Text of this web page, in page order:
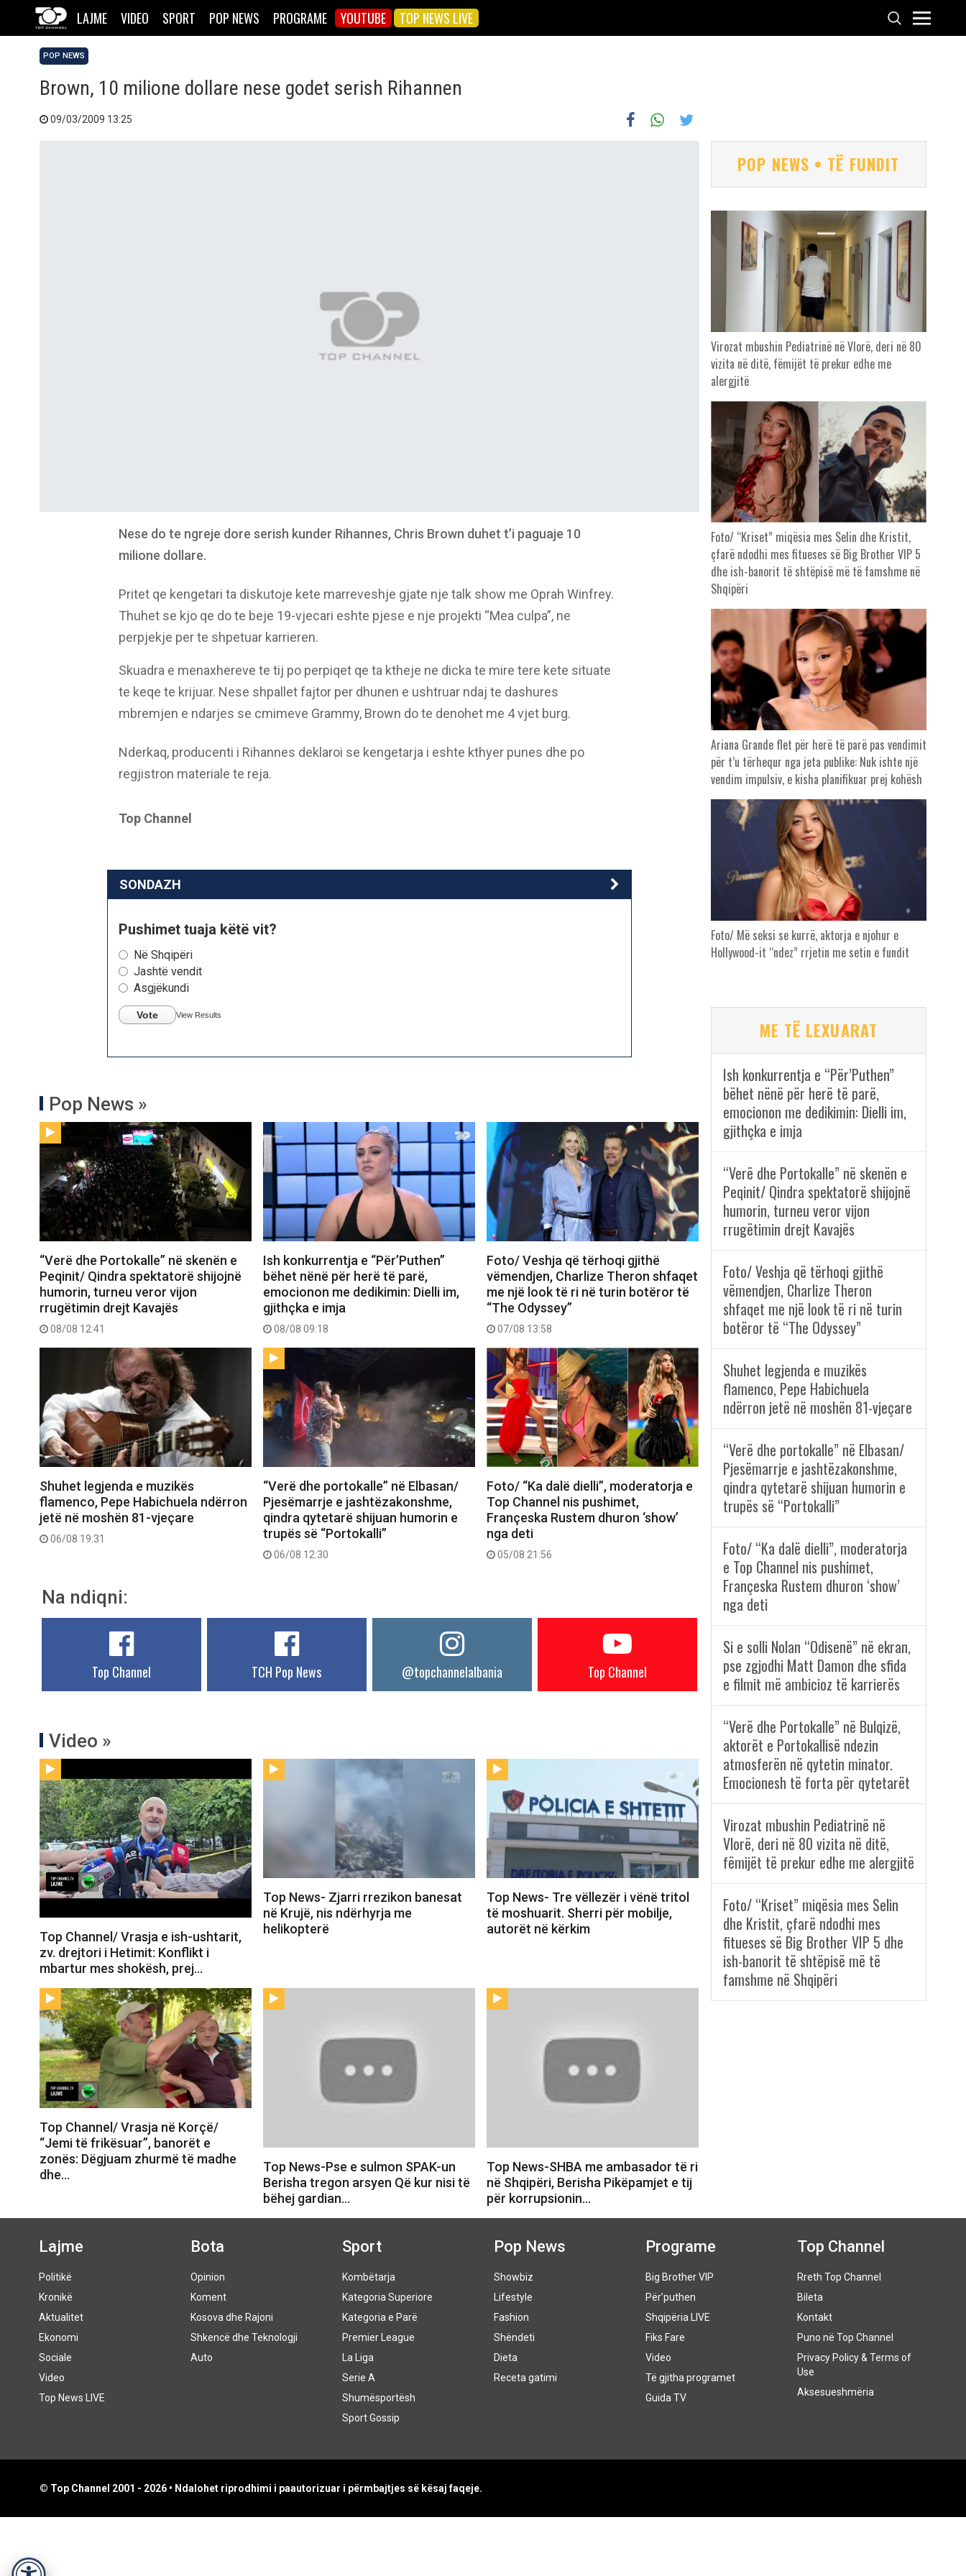
LAJME VIDEO SPORT POP NEWS PROGRAME YOUTUBE TOP NEWS LIVE
POP NEWS
Brown, 10 milione dollare nese godet serish Rihannen
09/03/2009 13:25
Nese do te ngreje dore serish kunder Rihannes, Chris Brown duhet t’i paguaje 10
milione dollare.
Pritet qe kengetari ta diskutoje kete marreveshje gjate nje talk show me Oprah Winfrey.
Thuhet se kjo qe do te beje 19-vjecari eshte pjese e nje projekti “Mea culpa”, ne
perpjekje per te shpetuar karrieren.
Skuadra e menaxhereve te tij po perpiqet qe ta ktheje ne dicka te mire tere kete situate
te keqe te krijuar. Nese shpallet fajtor per dhunen e ushtruar ndaj te dashures
mbremjen e ndarjes se cmimeve Grammy, Brown do te denohet me 4 vjet burg.
Nderkaq, producenti i Rihannes deklaroi se kengetarja i eshte kthyer punes dhe po
regjistron materiale te reja.
Top Channel
SONDAZH
Pushimet tuaja këtë vit?
Në Shqipëri
Jashtë vendit
Asgjëkundi
Vote View Results
Pop News »
“Verë dhe Portokalle” në skenën e
Peqinit/ Qindra spektatorë shijojnë
humorin, turneu veror vijon
rrugëtimin drejt Kavajës
08/08 12:41
Ish konkurrentja e “Për’Puthen”
bëhet nënë për herë të parë,
emocionon me dedikimin: Dielli im,
gjithçka e imja
08/08 09:18
Foto/ Veshja që tërhoqi gjithë
vëmendjen, Charlize Theron shfaqet
me një look të ri në turin botëror të
“The Odyssey”
07/08 13:58
Shuhet legjenda e muzikës
flamenco, Pepe Habichuela ndërron
jetë në moshën 81-vjeçare
06/08 19:31
“Verë dhe portokalle” në Elbasan/
Pjesëmarrje e jashtëzakonshme,
qindra qytetarë shijuan humorin e
trupës së “Portokalli”
06/08 12:30
Foto/ “Ka dalë dielli”, moderatorja e
Top Channel nis pushimet,
Françeska Rustem dhuron ‘show’
nga deti
05/08 21:56
Na ndiqni:
Top Channel TCH Pop News @topchannelalbania Top Channel
Video »
Top Channel/ Vrasja e ish-ushtarit,
zv. drejtori i Hetimit: Konflikt i
mbartur mes shokësh, prej…
Top News- Zjarri rrezikon banesat
në Krujë, nis ndërhyrja me
helikopterë
Top News- Tre vëllezër i vënë tritol
të moshuarit. Sherri për mobilje,
autorët në kërkim
Top Channel/ Vrasja në Korçë/
“Jemi të frikësuar”, banorët e
zonës: Dëgjuam zhurmë të madhe
dhe…
Top News-Pse e sulmon SPAK-un
Berisha tregon arsyen Që kur nisi të
bëhej gardian…
Top News-SHBA me ambasador të ri
në Shqipëri, Berisha Pikëpamjet e tij
për korrupsionin…
POP NEWS • TË FUNDIT
Virozat mbushin Pediatrinë në Vlorë, deri në 80
vizita në ditë, fëmijët të prekur edhe me
alergjitë
Foto/ “Kriset” miqësia mes Selin dhe Kristit,
çfarë ndodhi mes fitueses së Big Brother VIP 5
dhe ish-banorit të shtëpisë më të famshme në
Shqipëri
Ariana Grande flet për herë të parë pas vendimit
për t’u tërhequr nga jeta publike: Nuk ishte një
vendim impulsiv, e kisha planifikuar prej kohësh
Foto/ Më seksi se kurrë, aktorja e njohur e
Hollywood-it “ndez” rrjetin me setin e fundit
ME TË LEXUARAT
Ish konkurrentja e “Për’Puthen”
bëhet nënë për herë të parë,
emocionon me dedikimin: Dielli im,
gjithçka e imja
“Verë dhe Portokalle” në skenën e
Peqinit/ Qindra spektatorë shijojnë
humorin, turneu veror vijon
rrugëtimin drejt Kavajës
Foto/ Veshja që tërhoqi gjithë
vëmendjen, Charlize Theron
shfaqet me një look të ri në turin
botëror të “The Odyssey”
Shuhet legjenda e muzikës
flamenco, Pepe Habichuela
ndërron jetë në moshën 81-vjeçare
“Verë dhe portokalle” në Elbasan/
Pjesëmarrje e jashtëzakonshme,
qindra qytetarë shijuan humorin e
trupës së “Portokalli”
Foto/ “Ka dalë dielli”, moderatorja
e Top Channel nis pushimet,
Françeska Rustem dhuron ‘show’
nga deti
Si e solli Nolan “Odisenë” në ekran,
pse zgjodhi Matt Damon dhe sfida
e filmit më ambicioz të karrierës
“Verë dhe Portokalle” në Bulqizë,
aktorët e Portokallisë ndezin
atmosferën në qytetin minator.
Emocionesh të forta për qytetarët
Virozat mbushin Pediatrinë në
Vlorë, deri në 80 vizita në ditë,
fëmijët të prekur edhe me alergjitë
Foto/ “Kriset” miqësia mes Selin
dhe Kristit, çfarë ndodhi mes
fitueses së Big Brother VIP 5 dhe
ish-banorit të shtëpisë më të
famshme në Shqipëri
Lajme
Politikë
Kronikë
Aktualitet
Ekonomi
Sociale
Video
Top News LIVE
Bota
Opinion
Koment
Kosova dhe Rajoni
Shkencë dhe Teknologji
Auto
Sport
Kombëtarja
Kategoria Superiore
Kategoria e Parë
Premier League
La Liga
Serie A
Shumësportësh
Sport Gossip
Pop News
Showbiz
Lifestyle
Fashion
Shëndeti
Dieta
Receta gatimi
Programe
Big Brother VIP
Për’puthen
Shqipëria LIVE
Fiks Fare
Video
Të gjitha programet
Guida TV
Top Channel
Rreth Top Channel
Bileta
Kontakt
Puno në Top Channel
Privacy Policy & Terms of
Use
Aksesueshmëria
© Top Channel 2001 - 2026 • Ndalohet riprodhimi i paautorizuar i përmbajtjes së kësaj faqeje.